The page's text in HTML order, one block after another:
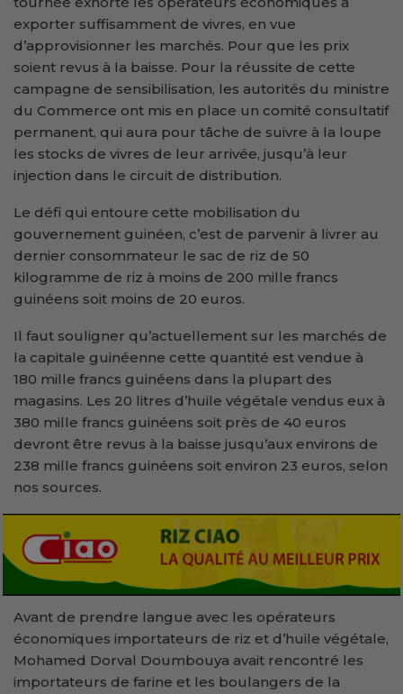
exporter suffisamment de vivres, en vue
d’approvisionner les marchés. Pour que les prix
soient revus à la baisse. Pour la réussite de cette
campagne de sensibilisation, les autorités du ministre
du Commerce ont mis en place un comité consultatif
permanent, qui aura pour tâche de suivre à la loupe
les stocks de vivres de leur arrivée, jusqu’à leur
injection dans le circuit de distribution.
Le défi qui entoure cette mobilisation du
gouvernement guinéen, c’est de parvenir à livrer au
dernier consommateur le sac de riz de 50
kilogramme de riz à moins de 200 mille francs
guinéens soit moins de 20 euros.
Il faut souligner qu’actuellement sur les marchés de
la capitale guinéenne cette quantité est vendue à
180 mille francs guinéens dans la plupart des
magasins. Les 20 litres d’huile végétale vendus eux à
380 mille francs guinéens soit près de 40 euros
devront être revus à la baisse jusqu’aux environs de
238 mille francs guinéens soit environ 23 euros, selon
nos sources.
Avant de prendre langue avec les opérateurs
économiques importateurs de riz et d’huile végétale,
Mohamed Dorval Doumbouya avait rencontré les
importateurs de farine et les boulangers de la